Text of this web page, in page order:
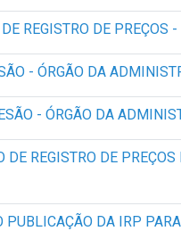
REGISTRO DE
- ÓRGÃO DA
- ÓRGÃO DA
REGISTRO DE
DA IRP